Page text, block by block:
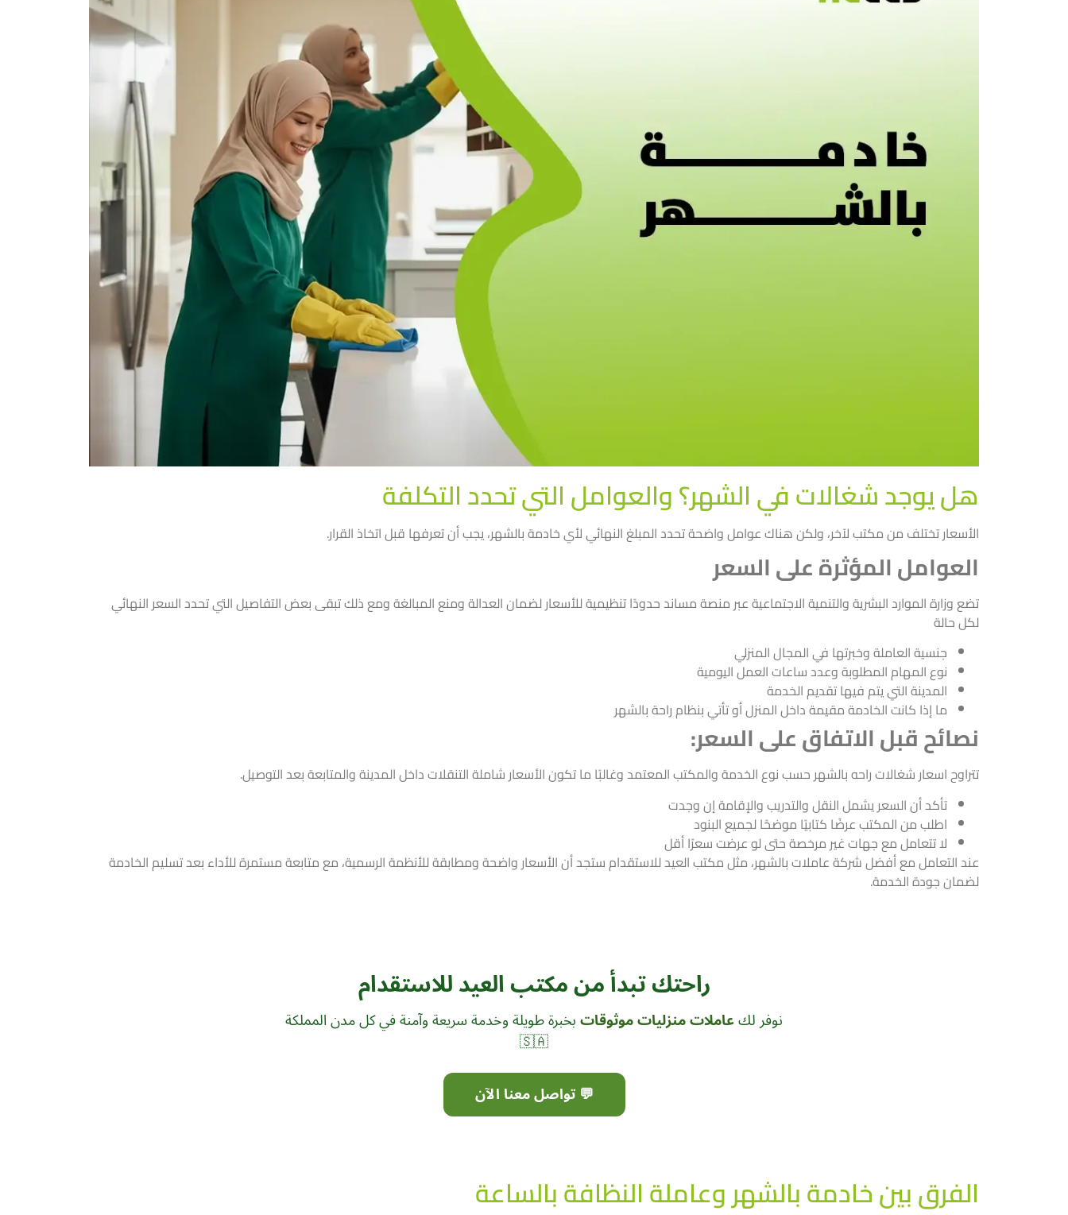
هل يوجد شغالات في الشهر؟ والعوامل التي تحدد التكلفة
الأسعار تختلف من مكتب لآخر، ولكن هناك عوامل واضحة تحدد المبلغ النهائي لأي خادمة بالشهر، يجب أن تعرفها قبل اتخاذ القرار.
العوامل المؤثرة على السعر
تضع وزارة الموارد البشرية والتنمية الاجتماعية عبر منصة مساندحدودًا تنظيمية للأسعار لضمان العدالة ومنع المبالغة ومع ذلك تبقى بعض التفاصيل التي تحدد السعر النهائي
لكل حالة
جنسية العاملة وخبرتها في المجال المنزلي
نوع المهام المطلوبة وعدد ساعات العمل اليومية
المدينة التي يتم فيها تقديم الخدمة
ما إذا كانت الخادمة مقيمة داخل المنزل أو تأتي بنظام راحة بالشهر
نصائح قبل الاتفاق على السعر:
تتراوح اسعار شغالات راحه بالشهر حسب نوع الخدمة والمكتب المعتمد وغالبًا ما تكون الأسعار شاملة التنقلات داخل المدينة والمتابعة بعد التوصيل.
تأكد أن السعر يشمل النقل والتدريب والإقامة إن وجدت
اطلب من المكتب عرضًا كتابيًا موضحًا لجميع البنود
لا تتعامل مع جهات غير مرخصة حتى لو عرضت سعرًا أقل
عند التعامل مع أفضل شركة عاملات بالشهر، مثل مكتب العيد للاستقدام ستجد أن الأسعار واضحة ومطابقة للأنظمة الرسمية، مع متابعة مستمرة للأداء بعد تسليم الخادمة
لضمان جودة الخدمة.
راحتك تبدأ من مكتب العيد للاستقدام
نوفر لكعاملات منزليات موثوقاتبخبرة طويلة وخدمة سريعة وآمنة في كل مدن المملكة
🇸🇦
💬 تواصل معنا الآن
الفرق بين خادمة بالشهر وعاملة النظافة بالساعة